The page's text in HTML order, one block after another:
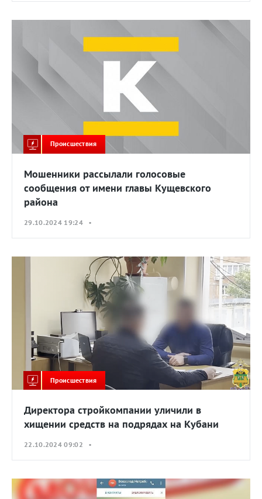
Происшествия
Мошенники рассылали голосовые
сообщения от имени главы Кущевского
района
29.10.2024 19:24 •
Происшествия
Директора стройкомпании уличили в
хищении средств на подрядах на Кубани
22.10.2024 09:02 •